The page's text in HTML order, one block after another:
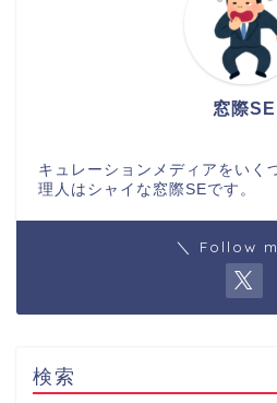
窓際SE
キュレーションメディアをいく
理人はシャイな窓際SEです。
＼ Follow
検索